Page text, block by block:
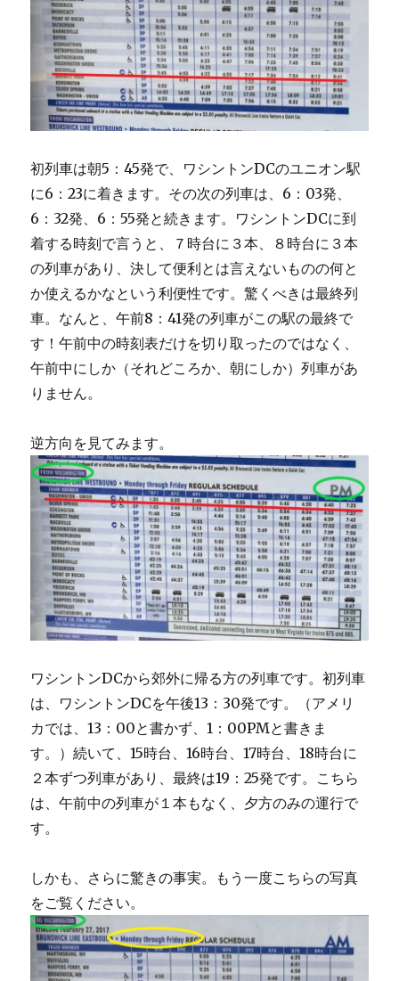
初列車は朝5：45発で、ワシントンDCのユニオン駅
に6：23に着きます。その次の列車は、6：03発、
6：32発、6：55発と続きます。ワシントンDCに到
着する時刻で言うと、７時台に３本、８時台に３本
の列車があり、決して便利とは言えないものの何と
か使えるかなという利便性です。驚くべきは最終列
車。なんと、午前8：41発の列車がこの駅の最終で
す！午前中の時刻表だけを切り取ったのではなく、
午前中にしか（それどころか、朝にしか）列車があ
りません。
逆方向を見てみます。
ワシントンDCから郊外に帰る方の列車です。初列車
は、ワシントンDCを午後13：30発です。（アメリ
カでは、13：00と書かず、1：00PMと書きま
す。）続いて、15時台、16時台、17時台、18時台に
２本ずつ列車があり、最終は19：25発です。こちら
は、午前中の列車が１本もなく、夕方のみの運行で
す。
しかも、さらに驚きの事実。もう一度こちらの写真
をご覧ください。